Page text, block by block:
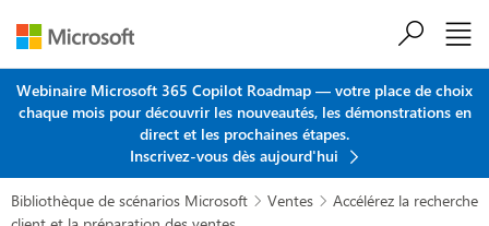
Webinaire Microsoft 365 Copilot Roadmap — votre place de choix
chaque mois pour découvrir les nouveautés, les démonstrations en
direct et les prochaines étapes.
Inscrivez-vous dès aujourd'hui
Bibliothèque de scénarios Microsoft  Ventes  Accélérez la recherche